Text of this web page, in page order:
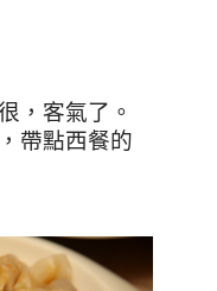
，客氣了。
帶點西餐的